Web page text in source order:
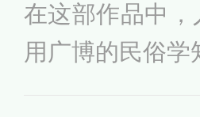
在这部作品中，
用广博的民俗